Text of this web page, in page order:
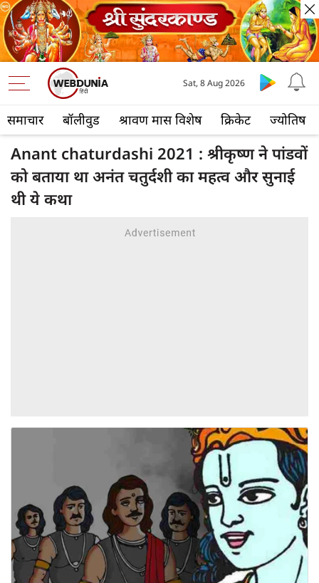
समाचार बॉलीवुड श्रावण मास विशेष क्रिकेट ज्योतिष
Sat, 8 Aug 2026
Anant chaturdashi 2021 : श्रीकृष्ण ने पांडवों
को बताया था अनंत चतुर्दशी का महत्व और सुनाई
थी ये कथा